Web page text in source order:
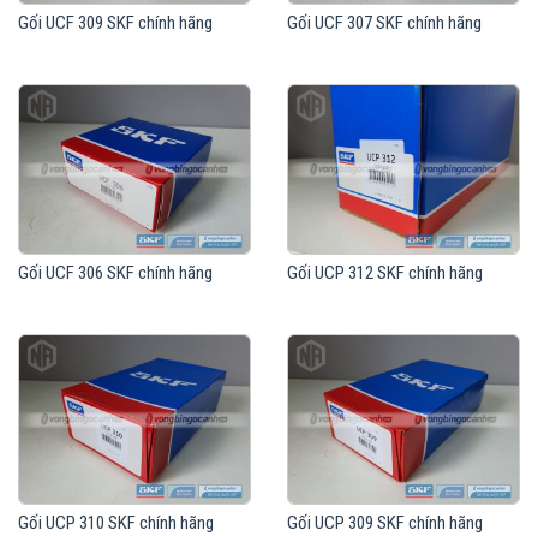
Gối UCF 309 SKF chính hãng Gối UCF 307 SKF chính hãng
Gối UCF 306 SKF chính hãng Gối UCP 312 SKF chính hãng
Gối UCP 310 SKF chính hãng Gối UCP 309 SKF chính hãng